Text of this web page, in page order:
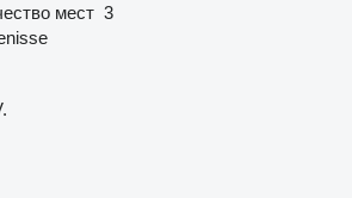
мест 3